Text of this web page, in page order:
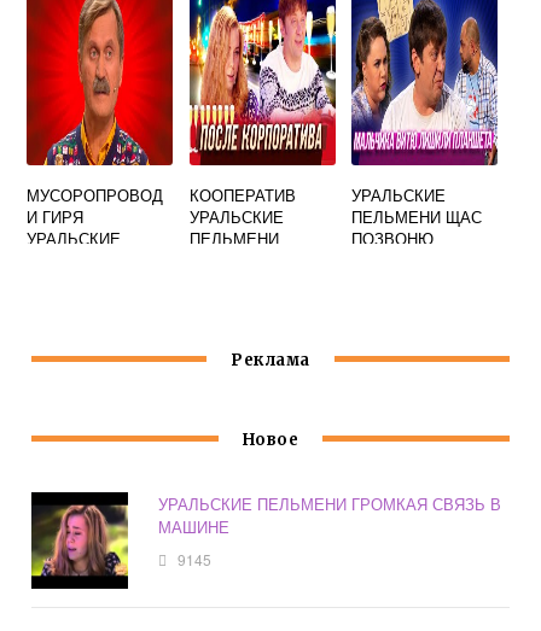
МУСОРОПРОВОД
И ГИРЯ
УРАЛЬСКИЕ
КООПЕРАТИВ
УРАЛЬСКИЕ
ПЕЛЬМЕНИ
УРАЛЬСКИЕ
ПЕЛЬМЕНИ ЩАС
ПОЗВОНЮ
Реклама
Новое
УРАЛЬСКИЕ ПЕЛЬМЕНИ ГРОМКАЯ СВЯЗЬ В
МАШИНЕ
9145